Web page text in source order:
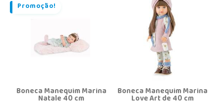
Promoção!
Boneca Manequim Marina
Natale 40 cm Boneca Manequim Marina
Love Art de 40 cm